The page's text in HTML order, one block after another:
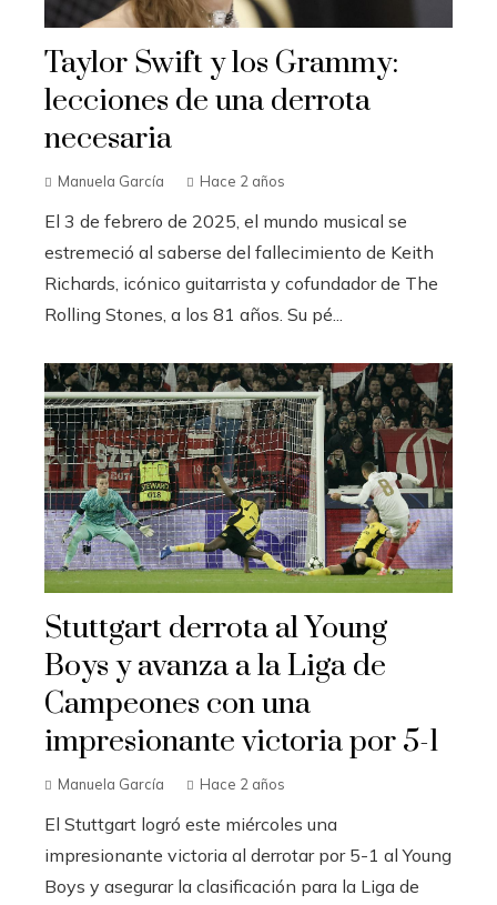
Taylor Swift y los Grammy:
lecciones de una derrota
necesaria
Manuela García Hace 2 años
El 3 de febrero de 2025, el mundo musical se
estremeció al saberse del fallecimiento de Keith
Richards, icónico guitarrista y cofundador de The
Rolling Stones, a los 81 años. Su pé...
Stuttgart derrota al Young
Boys y avanza a la Liga de
Campeones con una
impresionante victoria por 5-1
Manuela García Hace 2 años
El Stuttgart logró este miércoles una
impresionante victoria al derrotar por 5-1 al Young
Boys y asegurar la clasificación para la Liga de